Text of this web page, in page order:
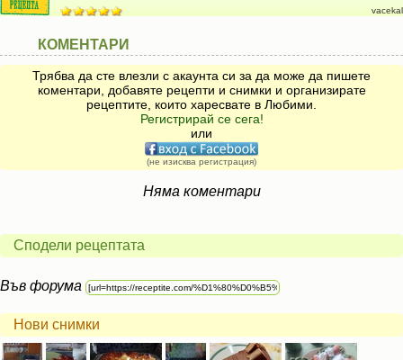
vacekal
КОМЕНТАРИ
Трябва да сте влезли с акаунта си за да може да пишете
коментари, добавяте рецепти и снимки и организирате
рецептите, които харесвате в Любими.
Регистрирай се сега!
или
(не изисква регистрация)
Няма коментари
Сподели рецептата
Във форума
Нови снимки